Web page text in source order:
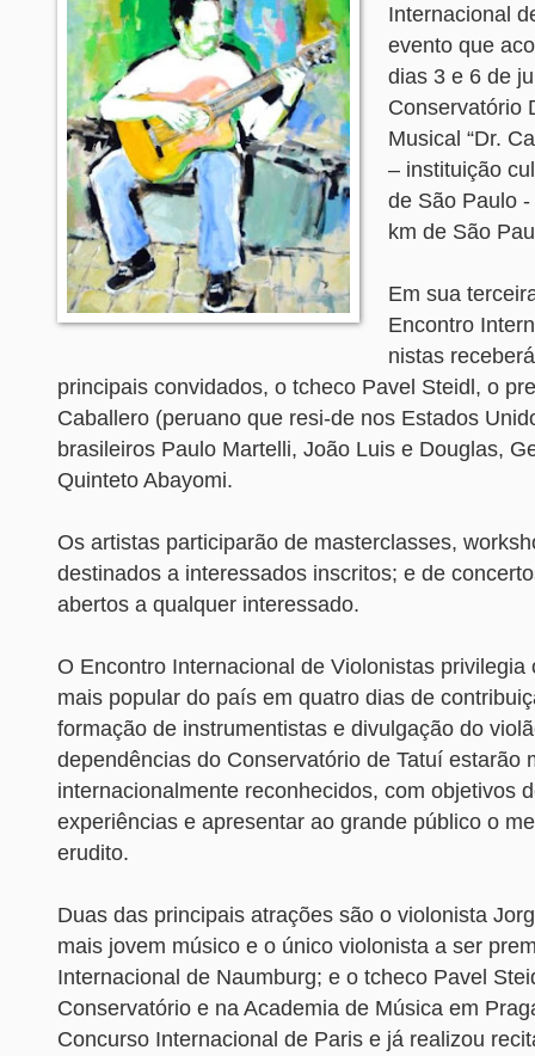
Internacional
evento que
dias 3 e 6 de
Conservatório
Musical “Dr.
– instituição
de São Paulo
km de São
Em sua
Encontro
nistas
principais convidados, o tcheco Pavel Steidl, o
Caballero (peruano que resi-de nos Estados
brasileiros Paulo Martelli, João Luis e Douglas,
Quinteto Abayomi.
Os artistas participarão de masterclasses,
destinados a interessados inscritos; e de
abertos a qualquer interessado.
O Encontro Internacional de Violonistas privilegia
mais popular do país em quatro dias de
formação de instrumentistas e divulgação do
dependências do Conservatório de Tatuí estarão
internacionalmente reconhecidos, com objetivos
experiências e apresentar ao grande público o
erudito.
Duas das principais atrações são o violonista
mais jovem músico e o único violonista a ser
Internacional de Naumburg; e o tcheco Pavel
Conservatório e na Academia de Música em
Concurso Internacional de Paris e já realizou